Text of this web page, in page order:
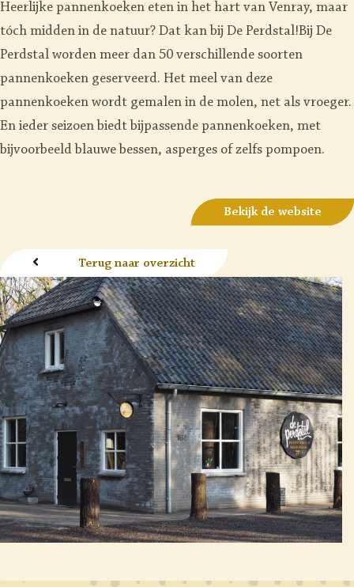
Heerlijke pannenkoeken eten in het hart van Venray, maar
tóch midden in de natuur? Dat kan bij De Perdstal!Bij De
Perdstal worden meer dan 50 verschillende soorten
pannenkoeken geserveerd. Het meel van deze
pannenkoeken wordt gemalen in de molen, net als vroeger.
En ieder seizoen biedt bijpassende pannenkoeken, met
bijvoorbeeld blauwe bessen, asperges of zelfs pompoen.
Bekijk de website
Terug naar overzicht